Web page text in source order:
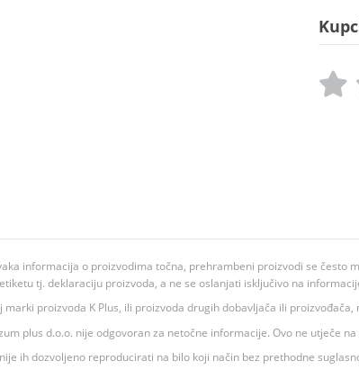
informacija o proizvodima točna, prehrambeni proizvodi se
tj. deklaraciju proizvoda, a ne se oslanjati isključivo na
proizvoda K Plus, ili proizvoda drugih dobavljača ili
plus d.o.o. nije odgovoran za netočne informacije. Ovo ne utječe na
ih dozvoljeno reproducirati na bilo koji način bez prethodne